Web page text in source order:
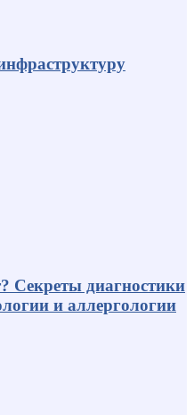
Секреты диагностики
и аллергологии